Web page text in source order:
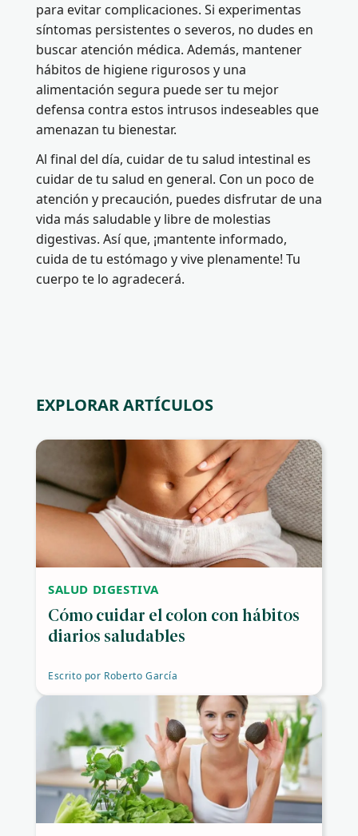
para evitar complicaciones. Si experimentas
síntomas persistentes o severos, no dudes en
buscar atención médica. Además, mantener
hábitos de higiene rigurosos y una
alimentación segura puede ser tu mejor
defensa contra estos intrusos indeseables que
amenazan tu bienestar.
Al final del día, cuidar de tu salud intestinal es
cuidar de tu salud en general. Con un poco de
atención y precaución, puedes disfrutar de una
vida más saludable y libre de molestias
digestivas. Así que, ¡mantente informado,
cuida de tu estómago y vive plenamente! Tu
cuerpo te lo agradecerá.
EXPLORAR ARTÍCULOS
SALUD DIGESTIVA
Cómo cuidar el colon con hábitos
diarios saludables
Escrito por Roberto García